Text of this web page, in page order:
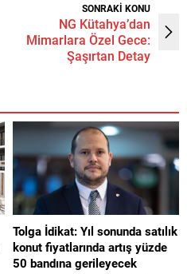
SONRAKİ KONU
NG Kütahya’dan
Mimarlara Özel Gece:
Şaşırtan Detay
Tolga İdikat: Yıl sonunda satılık
konut fiyatlarında artış yüzde
50 bandına gerileyecek